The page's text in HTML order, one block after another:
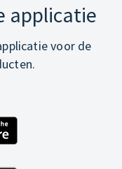
applicatie
voor de